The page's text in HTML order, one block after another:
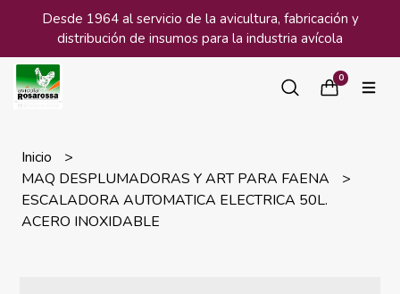
Desde 1964 al servicio de la avicultura, fabricación y
distribución de insumos para la industria avícola
0
Inicio
MAQ DESPLUMADORAS Y ART PARA FAENA
ESCALADORA AUTOMATICA ELECTRICA 50L.
ACERO INOXIDABLE